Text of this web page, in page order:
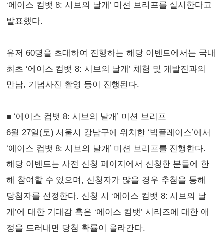
‘에이스 컴뱃 8: 시브의 날개’ 미션 브리프를 실시한다고
발표했다.
유저 60명을 초대하여 진행하는 해당 이벤트에서는 국내
최초 ‘에이스 컴뱃 8: 시브의 날개’ 체험 및 개발진과의
만남, 기념사진 촬영 등이 진행된다.
■ ‘에이스 컴뱃 8: 시브의 날개’ 미션 브리프
6월 27일(토) 서울시 강남구에 위치한 ‘빅플레이스’에서
‘에이스 컴뱃 8: 시브의 날개’ 미션 브리프를 진행한다.
해당 이벤트는 사전 신청 페이지에서 신청한 분들에 한
해 참여할 수 있으며, 신청자가 많을 경우 추첨을 통해
당첨자를 선정한다. 신청 시 ‘에이스 컴뱃 8: 시브의 날
개’에 대한 기대감 혹은 ‘에이스 컴뱃’ 시리즈에 대한 애
정을 드러내면 당첨 확률이 올라간다.